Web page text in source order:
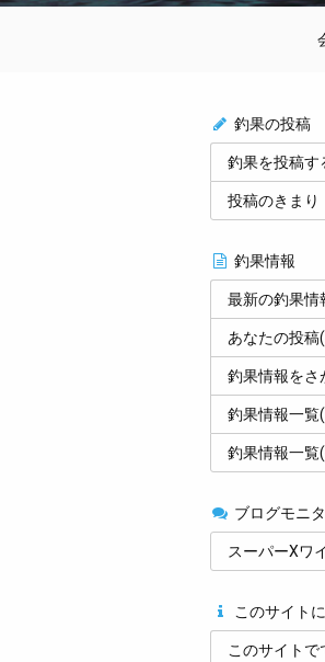
釣果の投稿
釣果を投稿す
投稿のきまり
釣果情報
最新の釣果情
あなたの投稿
釣果情報をさ
釣果情報一覧
釣果情報一覧
ブログモニ
スーパーXワ
このサイト
このサイトで